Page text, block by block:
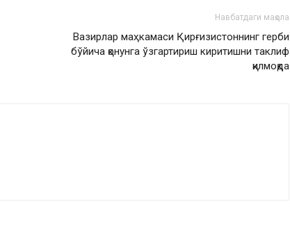
Навбатдаги мақола
Вазирлар маҳкамаси Қирғизистоннинг герби
бўйича қонунга ўзгартириш киритишни таклиф
қилмоқда